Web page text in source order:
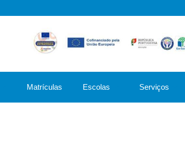
Matrículas Escolas Serviços